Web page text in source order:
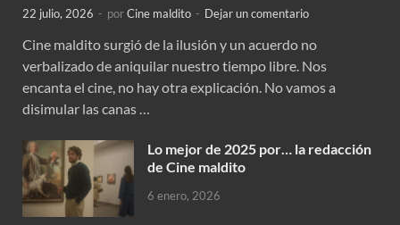
22 julio, 2026 - porCine maldito - Dejar un comentario
Cine maldito surgió de la ilusión y un acuerdo no
verbalizado de aniquilar nuestro tiempo libre. Nos
encanta el cine, no hay otra explicación. No vamos a
disimular las canas …
Lo mejor de 2025 por… la redacción
de Cine maldito
6 enero, 2026